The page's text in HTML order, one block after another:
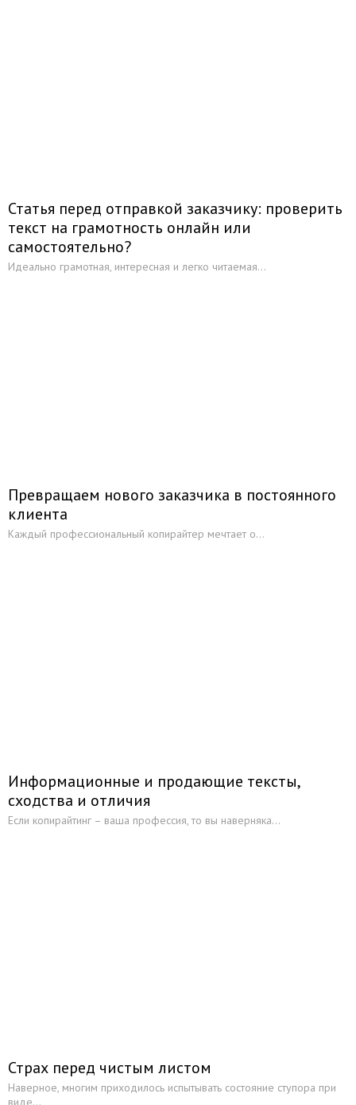
Статья перед отправкой заказчику: проверить
текст на грамотность онлайн или
самостоятельно?
Идеально грамотная, интересная и легко читаемая...
Превращаем нового заказчика в постоянного
клиента
Каждый профессиональный копирайтер мечтает о...
Информационные и продающие тексты,
сходства и отличия
Если копирайтинг – ваша профессия, то вы наверняка...
Страх перед чистым листом
Наверное, многим приходилось испытывать состояние ступора при
виде...